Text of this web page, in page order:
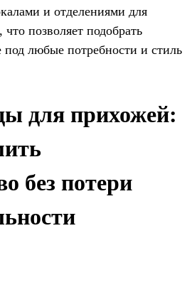
и отделениями для
позволяет подобрать
любые потребности и стиль
для прихожей:
без потери